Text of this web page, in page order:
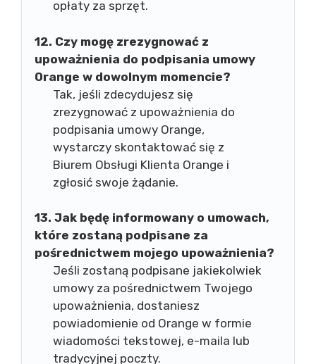
opłaty za sprzęt.
12. Czy mogę zrezygnować z
upoważnienia do podpisania umowy
Orange w dowolnym momencie?
Tak, jeśli zdecydujesz się
zrezygnować z upoważnienia do
podpisania umowy Orange,
wystarczy skontaktować się z
Biurem Obsługi Klienta Orange i
zgłosić swoje żądanie.
13. Jak będę informowany o umowach,
które zostaną podpisane za
pośrednictwem mojego upoważnienia?
Jeśli zostaną podpisane jakiekolwiek
umowy za pośrednictwem Twojego
upoważnienia, dostaniesz
powiadomienie od Orange w formie
wiadomości tekstowej, e-maila lub
tradycyjnej poczty.